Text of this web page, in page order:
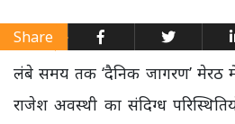
Share
लंबे समय तक ‘दैनिक जागरण’ मेरठ में
राजेश अवस्थी का संदिग्ध